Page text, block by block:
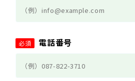
必須 電話番号